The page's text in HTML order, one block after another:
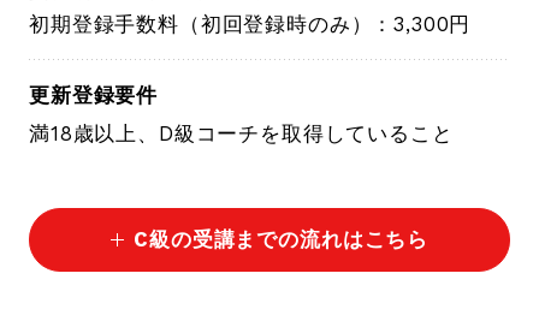
初期登録手数料（初回登録時のみ）：3,300円
更新登録要件
満18歳以上、D級コーチを取得していること
C級の受講までの流れはこちら